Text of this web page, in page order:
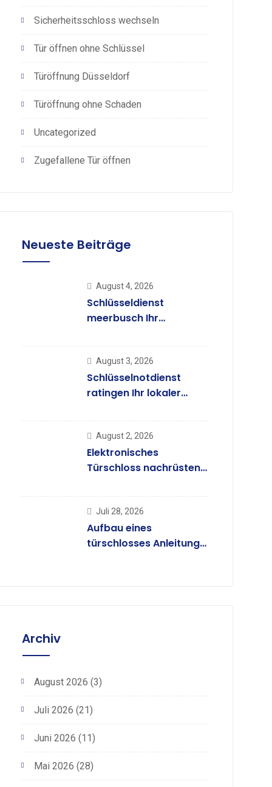
Sicherheitsschloss wechseln
Tür öffnen ohne Schlüssel
Türöffnung Düsseldorf
Türöffnung ohne Schaden
Uncategorized
Zugefallene Tür öffnen
Neueste Beiträge
August 4, 2026
Schlüsseldienst
meerbusch Ihr
August 3, 2026
Schlüsselnotdienst
ratingen Ihr lokaler
August 2, 2026
Elektronisches
Türschloss nachrüsten
Juli 28, 2026
Aufbau eines
türschlosses Anleitung
Archiv
August 2026 (3)
Juli 2026 (21)
Juni 2026 (11)
Mai 2026 (28)